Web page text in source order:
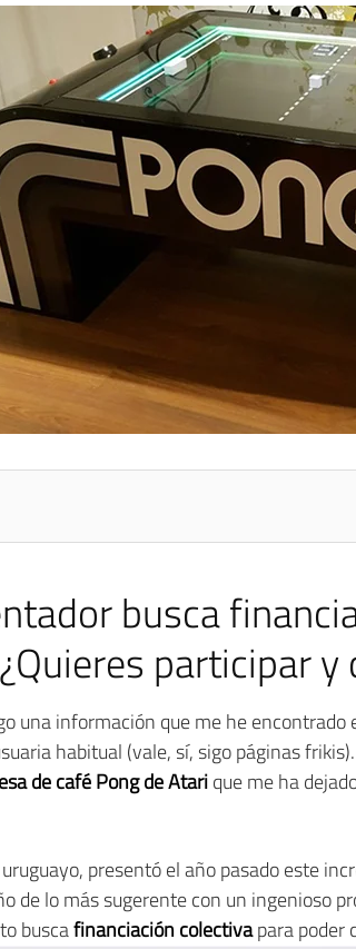
busca
participar y
una información que me he
habitual (vale, sí, sigo páginas
de café Pong de Atarique me ha
presentó el año pasado este
de lo más sugerente con un ingenioso
buscafinanciación colectivapara poder